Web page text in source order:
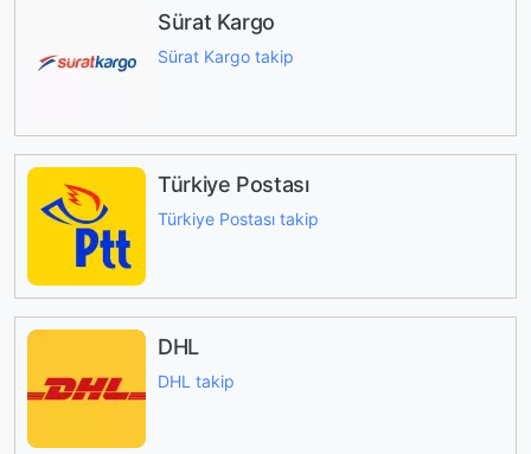
Sürat Kargo
Sürat Kargo takip
Türkiye Postası
Türkiye Postası takip
DHL
DHL takip